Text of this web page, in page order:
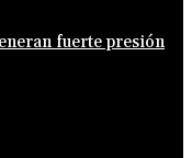
fuerte presión